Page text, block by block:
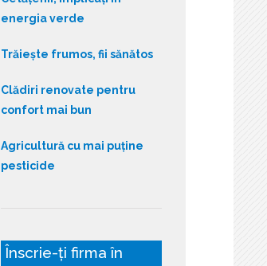
energia verde
Trăiește frumos, fii sănătos
Clădiri renovate pentru
confort mai bun
Agricultură cu mai puține
pesticide
Înscrie-ți firma în